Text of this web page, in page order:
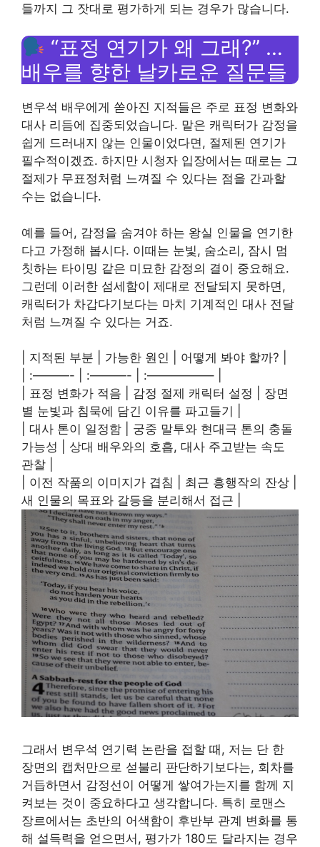
들까지 그 잣대로 평가하게 되는 경우가 많습니다.
“표정 연기가 왜 그래?” …
배우를 향한 날카로운 질문들
변우석 배우에게 쏟아진 지적들은 주로 표정 변화와
대사 리듬에 집중되었습니다. 맡은 캐릭터가 감정을
쉽게 드러내지 않는 인물이었다면, 절제된 연기가
필수적이겠죠. 하지만 시청자 입장에서는 때로는 그
절제가 무표정처럼 느껴질 수 있다는 점을 간과할
수는 없습니다.
예를 들어, 감정을 숨겨야 하는 왕실 인물을 연기한
다고 가정해 봅시다. 이때는 눈빛, 숨소리, 잠시 멈
칫하는 타이밍 같은 미묘한 감정의 결이 중요해요.
그런데 이러한 섬세함이 제대로 전달되지 못하면,
캐릭터가 차갑다기보다는 마치 기계적인 대사 전달
처럼 느껴질 수 있다는 거죠.
| 지적된 부분 | 가능한 원인 | 어떻게 봐야 할까? |
| :———- | :———- | :—————– |
| 표정 변화가 적음 | 감정 절제 캐릭터 설정 | 장면
별 눈빛과 침묵에 담긴 이유를 파고들기 |
| 대사 톤이 일정함 | 궁중 말투와 현대극 톤의 충돌
가능성 | 상대 배우와의 호흡, 대사 주고받는 속도
관찰 |
| 이전 작품의 이미지가 겹침 | 최근 흥행작의 잔상 |
새 인물의 목표와 갈등을 분리해서 접근 |
그래서 변우석 연기력 논란을 접할 때, 저는 단 한
장면의 캡처만으로 섣불리 판단하기보다는, 회차를
거듭하면서 감정선이 어떻게 쌓여가는지를 함께 지
켜보는 것이 중요하다고 생각합니다. 특히 로맨스
장르에서는 초반의 어색함이 후반부 관계 변화를 통
해 설득력을 얻으면서, 평가가 180도 달라지는 경우